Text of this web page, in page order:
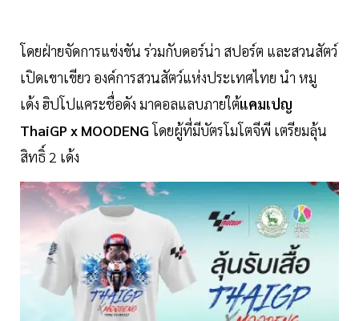
โดยฝ่ายจัดการแข่งขัน ร่วมกับดอร์น่า สปอร์ต และสวนสัตว์
เปิดเขาเขียว องค์การสวนสัตว์แห่งประเทศไทย นำ หมู
เด้ง ฮิปโปแคระชื่อดัง มาคอลแลบภายใต้แคมเปญ
ThaiGP x MOODENGโดยผู้ที่มีบัตรโมโตจีพี เตรียมลุ้น
สิทธิ์ 2 เด้ง